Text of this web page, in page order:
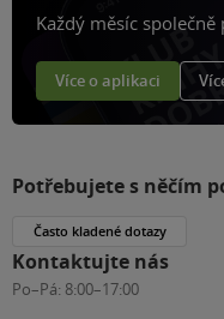
Každý měsíc
Více o aplikaci
Potřebujete s něčím
Často kladené dotazy
Kontaktujte nás
Po–Pá: 8:00–17:00